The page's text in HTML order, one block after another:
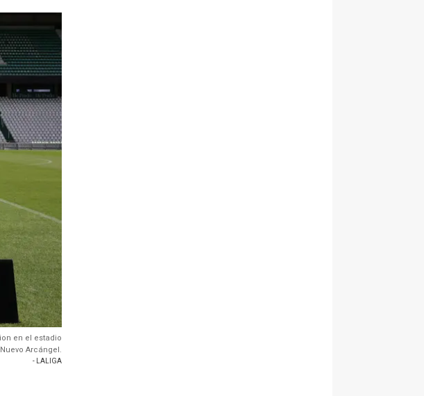
en el estadio
Nuevo Arcángel.
- LALIGA